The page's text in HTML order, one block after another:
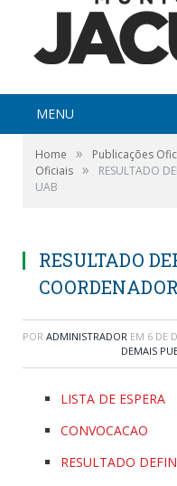
MENU
Home » Publicações
Oficiais »
RESULTADO
UAB
RESULTADO
POR ADMINISTRADOR EM 6 DE
DEMAIS
LISTA DE ESPERA
CONVOCACAO
RESULTADO